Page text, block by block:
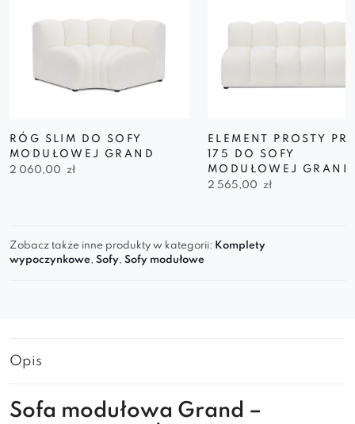
RÓG SLIM DO SOFY
MODUŁOWEJ GRAND
2 060,00
zł
ELEMENT PROSTY
175 DO SOFY
MODUŁOWEJ GRAND
2 565,00
zł
Zobacz także inne produkty w kategorii: Komplety
wypoczynkowe, Sofy, Sofy modułowe
Opis
Sofa modułowa Grand –